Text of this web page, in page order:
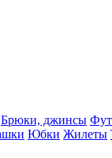
Брюки, джинсы
Юбки Жилеты